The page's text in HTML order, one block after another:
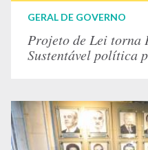
GERAL DE GOVERNO
Projeto de Lei torna
Sustentável política